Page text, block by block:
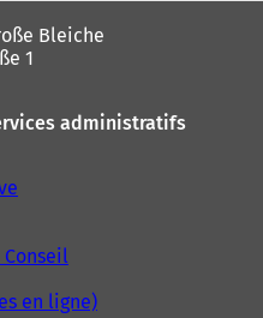
Bleiche
1
administratifs
en ligne)